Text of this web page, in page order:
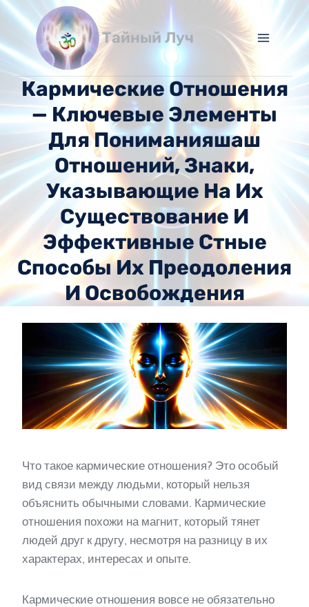
Перейти
содержимому
Тайный Луч
Кармические Отношения
— Ключевые Элементы
Для Пониманияшаш
Отношений, Знаки,
Указывающие На Их
Существование И
Эффективные Стные
Способы Их Преодоления
И Освобождения
Что такое кармические отношения? Это особый
вид связи между людьми, который нельзя
объяснить обычными словами. Кармические
отношения похожи на магнит, который тянет
людей друг к другу, несмотря на разницу в их
характерах, интересах и опыте.
Кармические отношения вовсе не обязательно